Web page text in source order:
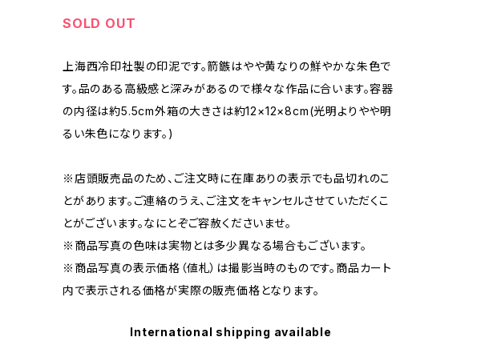
SOLD OUT
上海西冷印社製の印泥です。箭鏃はやや黄なりの鮮やかな朱色で
す。品のある高級感と深みがあるので様々な作品に合います。容器
の内径は約5.5cm外箱の大きさは約12×12×8cm(光明よりやや明
るい朱色になります。)
※店頭販売品のため、ご注文時に在庫ありの表示でも品切れのこ
とがあります。ご連絡のうえ、ご注文をキャンセルさせていただくこ
とがございます。なにとぞご容赦くださいませ。
※商品写真の色味は実物とは多少異なる場合もございます。
※商品写真の表示価格（値札）は撮影当時のものです。商品カート
内で表示される価格が実際の販売価格となります。
International shipping available